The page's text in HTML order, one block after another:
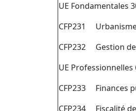
UE Fondamentales
CFP231
CFP232
Gestion
UE Professionnelles
CFP233
Finances
CFP234
Fiscalité